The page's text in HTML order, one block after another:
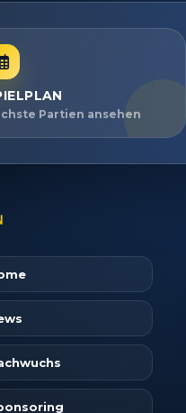
Partien ansehen